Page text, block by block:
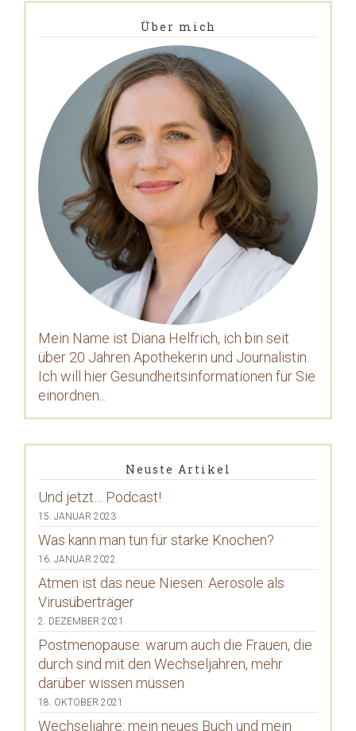
Über mich
Mein Name ist Diana Helfrich, ich bin seit
über 20 Jahren Apothekerin und Journalistin.
Ich will hier Gesundheitsinformationen für Sie
einordnen...
Neuste Artikel
Und jetzt… Podcast!
15. JANUAR 2023
Was kann man tun für starke Knochen?
16. JANUAR 2022
Atmen ist das neue Niesen: Aerosole als
Virusüberträger
2. DEZEMBER 2021
Postmenopause: warum auch die Frauen, die
durch sind mit den Wechseljahren, mehr
darüber wissen müssen
18. OKTOBER 2021
Wechseljahre: mein neues Buch und mein